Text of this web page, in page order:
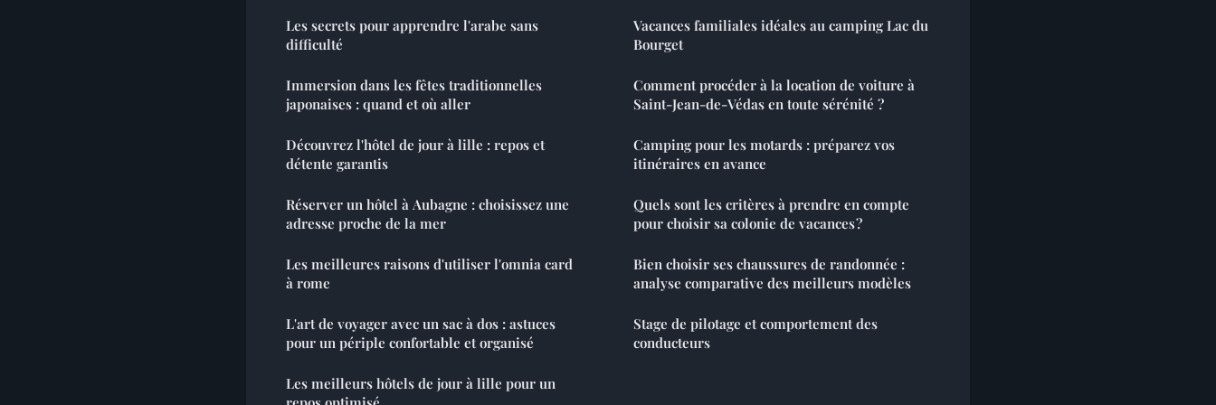
Les secrets pour apprendre l'arabe sans
difficulté
Immersion dans les fêtes traditionnelles
japonaises : quand et où aller
Découvrez l'hôtel de jour à lille : repos et
détente garantis
Réserver un hôtel à Aubagne : choisissez une
adresse proche de la mer
Les meilleures raisons d'utiliser l'omnia card
à rome
L'art de voyager avec un sac à dos : astuces
pour un périple confortable et organisé
Les meilleurs hôtels de jour à lille pour un
Vacances familiales idéales au camping Lac du
Bourget
Comment procéder à la location de voiture à
Saint-Jean-de-Védas en toute sérénité ?
Camping pour les motards : préparez vos
itinéraires en avance
Quels sont les critères à prendre en compte
pour choisir sa colonie de vacances ?
Bien choisir ses chaussures de randonnée :
analyse comparative des meilleurs modèles
Stage de pilotage et comportement des
conducteurs